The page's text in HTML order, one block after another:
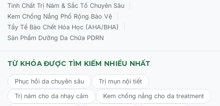
Dầu hạt Jojoba:Dưỡng ẩm, kiểm soát dầu thừa, ngăn
ngừa mụn.
Dầu hạt Maccadamia: Cải thiện độ đàn hồi, làm mờ
nếp nhăn, chống lão hóa.
Panthenol (Vitamin B5): Làm dịu da, phục hồi da tổn
thương.
Chiết xuất rau má:Kháng viêm, giảm mụn, làm dịu da
kích ứng.
Tinh Chất Trị Nám & Sắc Tố Chuyên Sâu
Kem Chống Nắng Phổ Rộng Bảo Vệ
Tẩy Tế Bào Chết Hóa Học (AHA/BHA)
Sản Phẩm Dưỡng Da Chứa PDRN
TỪ KHÓA ĐƯỢC TÌM KIẾM NHIỀU NHẤT
Phục hồi da chuyên sâu
Trị mụn nội tiết
Trị nám cho da nhạy cảm
Kem chống nắng cho da treatment